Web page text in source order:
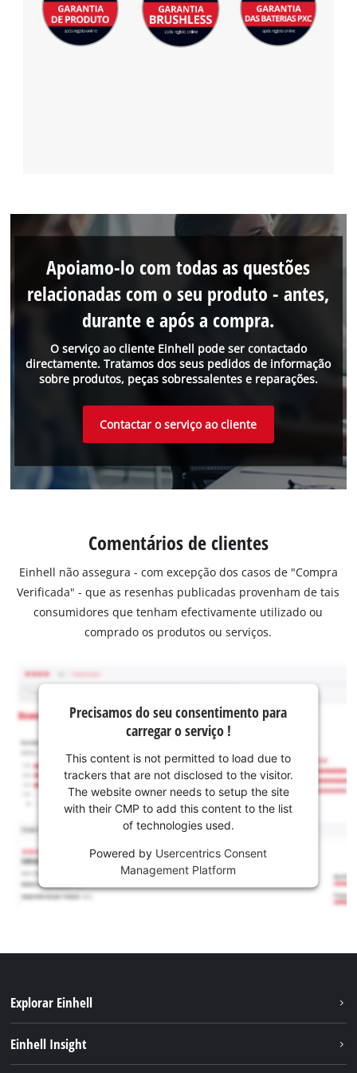
O serviço ao cliente Einhell pode ser contactado
directamente. Tratamos dos seus pedidos de informação
sobre produtos, peças sobressalentes e reparações.
Apoiamo-lo com todas as questões
relacionadas com o seu produto - antes,
durante e após a compra.
Contactar o serviço ao cliente
Comentários de clientes
Einhell não assegura - com excepção dos casos de "Compra
Verificada" - que as resenhas publicadas provenham de tais
consumidores que tenham efectivamente utilizado ou
comprado os produtos ou serviços.
Precisamos do seu consentimento para
carregar o serviço !
This content is not permitted to load due to
trackers that are not disclosed to the visitor.
The website owner needs to setup the site
with their CMP to add this content to the list
of technologies used.
Powered by Usercentrics Consent
Management Platform
Explorar Einhell
Einhell Insight